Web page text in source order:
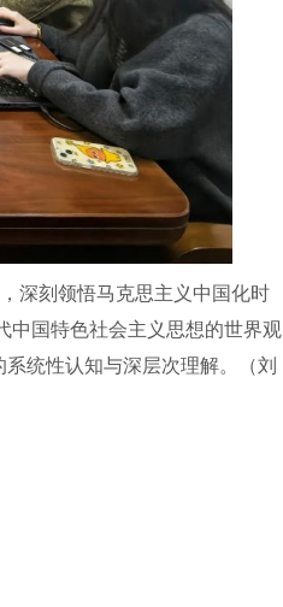
深刻领悟马克思主义中国化时
中国特色社会主义思想的世界观
统性认知与深层次理解。（刘